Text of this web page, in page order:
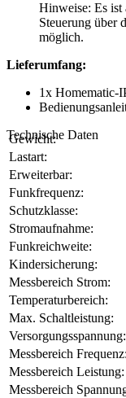
Hinweise: Es ist
Steuerung über
möglich.
Lieferumfang:
1x Homematic-
Technische Daten
Gewicht:
Lastart:
Erweiterbar:
Funkfrequenz:
Schutzklasse:
Stromaufnahme:
Funkreichweite:
Kindersicherung:
Messbereich Strom:
Temperaturbereich:
Max. Schaltleistung:
Versorgungsspannung:
Messbereich Frequenz:
Messbereich Leistung:
Messbereich